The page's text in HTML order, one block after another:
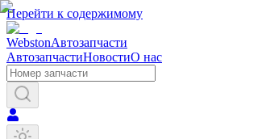
Перейти к содержимому
WebstonАвтозапчасти
АвтозапчастиНовостиО нас